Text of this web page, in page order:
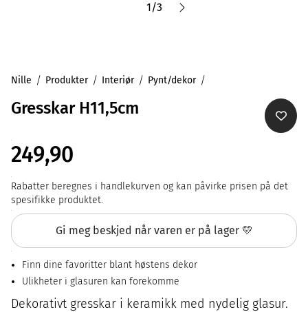
1/3
Nille Produkter Interiør Pynt/dekor
Gresskar H11,5cm
249,90
Rabatter beregnes i handlekurven og kan påvirke prisen på det
spesifikke produktet.
Gi meg beskjed når varen er på lager 💛
Finn dine favoritter blant høstens dekor
Ulikheter i glasuren kan forekomme
Dekorativt gresskar i keramikk med nydelig glasur.